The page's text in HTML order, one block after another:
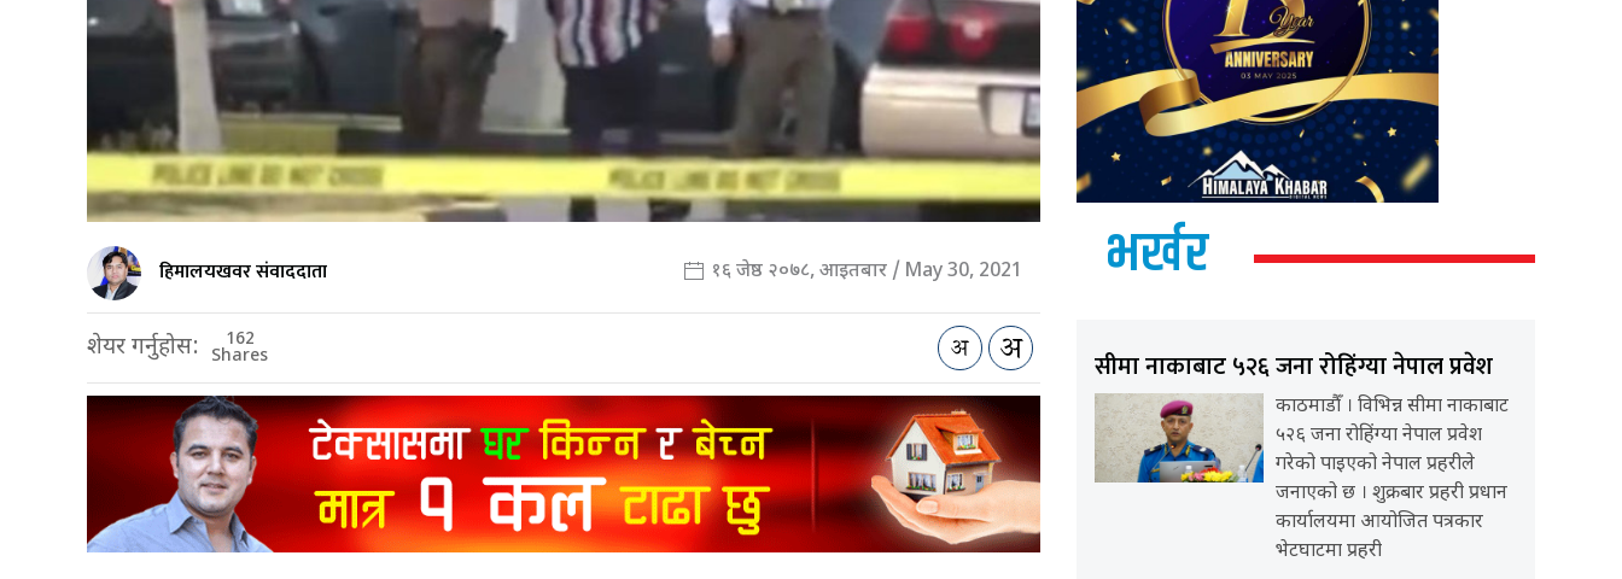
हिमालयखवर संवाददाता १६ जेष्ठ २०७८, आइतबार / May 30, 2021
शेयर गर्नुहोस: 162
Shares
भर्खर
सीमा नाकाबाट ५२६ जना रोहिंग्या नेपाल प्रवेश
काठमाडौँ । विभिन्न सीमा नाकाबाट
५२६ जना रोहिंग्या नेपाल प्रवेश
गरेको पाइएको नेपाल प्रहरीले
जनाएको छ । शुक्रबार प्रहरी प्रधान
कार्यालयमा आयोजित पत्रकार
भेटघाटमा प्रहरी